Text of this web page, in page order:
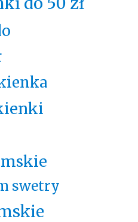
swetry